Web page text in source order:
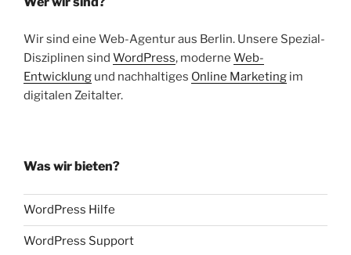
Wir sind eine Web-Agentur aus Berlin. Unsere Spezial-
Disziplinen sind WordPress, moderne Web-
Entwicklung und nachhaltiges Online Marketing im
digitalen Zeitalter.
Was wir bieten?
WordPress Hilfe
WordPress Support